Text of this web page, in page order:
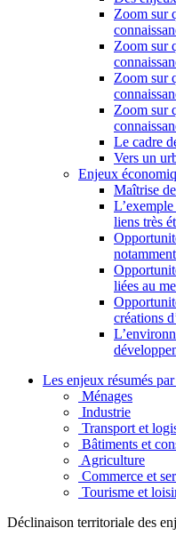
Zoom sur
Zoom sur
Zoom sur
Zoom sur
Le cadre
Vers un
Enjeux
Maîtrise
liens très
liées au
créations
Les enjeux résumés
Ménages
Industrie
Transport et
Bâtiments et
Agriculture
Commerce et
Tourisme et
Déclinaison territoriale des